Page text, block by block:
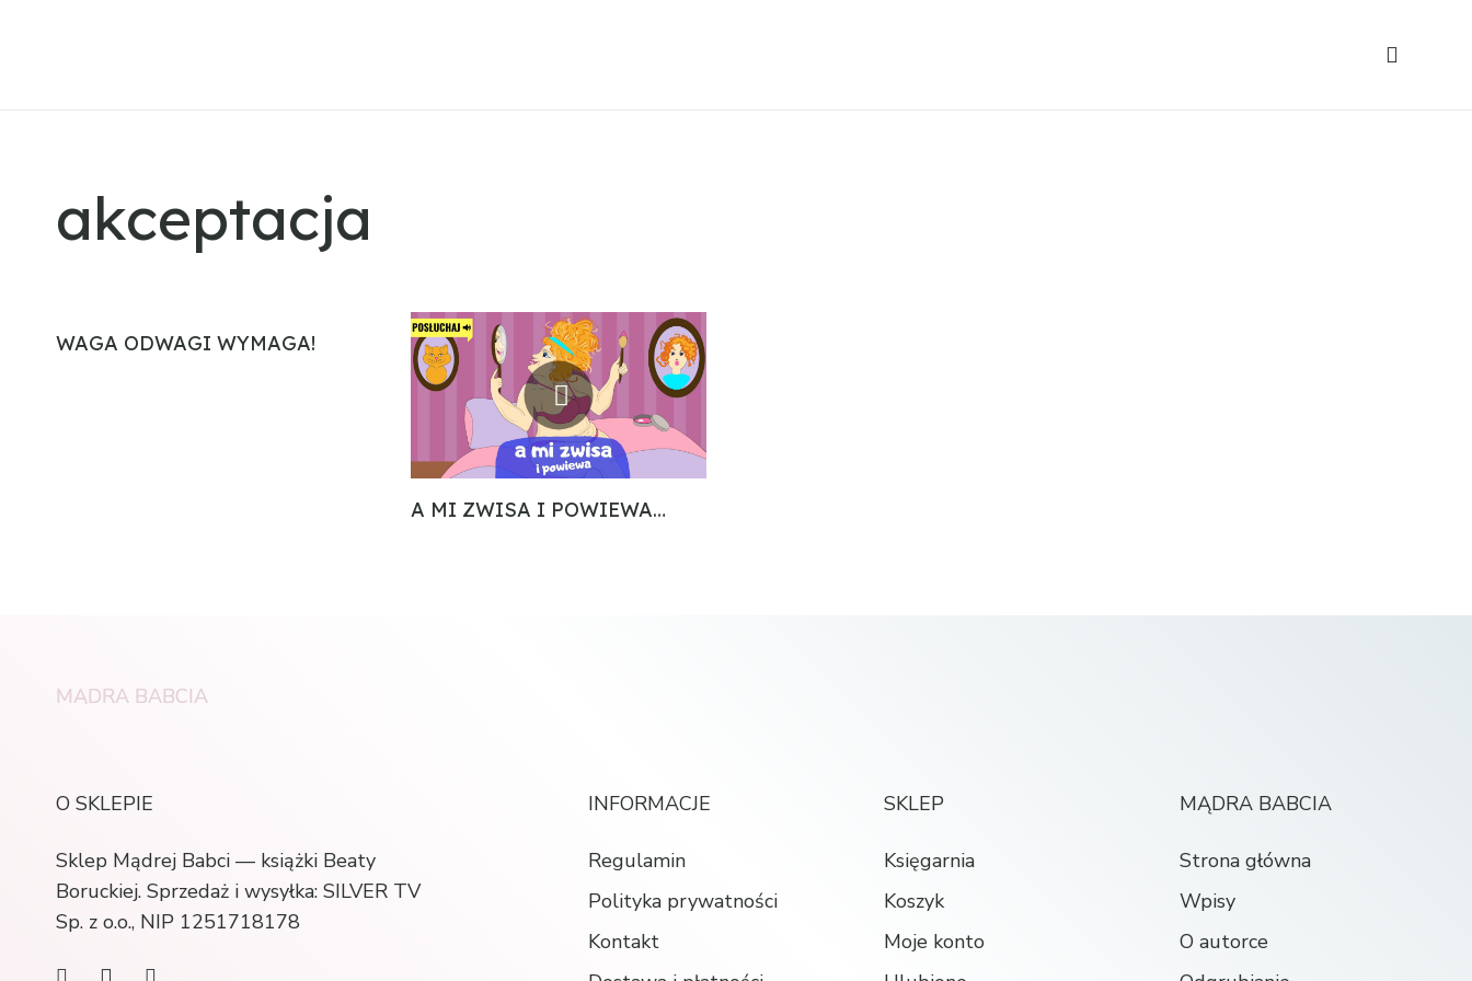
akceptacja
WAGA ODWAGI WYMAGA!
A MI ZWISA I POWIEWA…
MĄDRA BABCIA
O SKLEPIE
Sklep Mądrej Babci — książki Beaty
Boruckiej. Sprzedaż i wysyłka: SILVER TV
Sp. z o.o., NIP 1251718178
INFORMACJE
Regulamin
Polityka prywatności
Kontakt
SKLEP
Księgarnia
Koszyk
Moje konto
MĄDRA BABCIA
Strona główna
Wpisy
O autorce